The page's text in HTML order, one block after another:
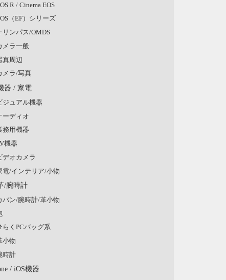
R / Cinema EOS
（EF）シリーズ
リンパス/OMDS
メラ一般
真周辺
メラ/写真
器 / 家電
ジュアル機器
ーディオ
務用機器
機器
デオカメラ
電/インテリア/小物
/腕時計
バン/腕時計/革小物
らくPCバッグ系
小物
時計
/ iOS機器